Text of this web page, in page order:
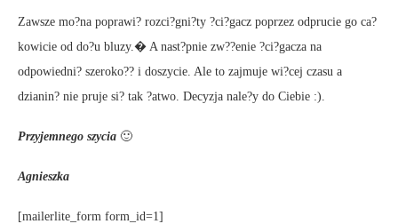
Zawsze mo?na poprawi? rozci?gni?ty ?ci?gacz poprzez odprucie go ca?
kowicie od do?u bluzy.� A nast?pnie zw??enie ?ci?gacza na
odpowiedni? szeroko?? i doszycie. Ale to zajmuje wi?cej czasu a
dzianin? nie pruje si? tak ?atwo. Decyzja nale?y do Ciebie :).
Przyjemnego szycia 🙂
Agnieszka
[mailerlite_form form_id=1]